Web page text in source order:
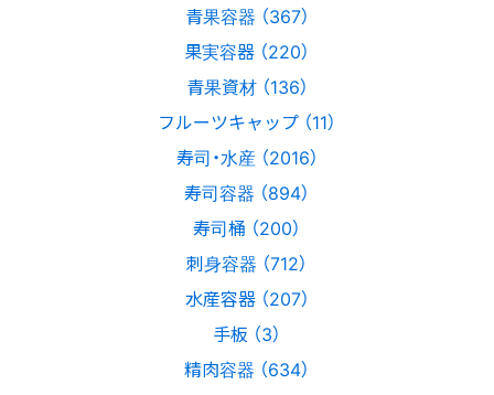
青果容器 （367）
果実容器 （220）
青果資材 （136）
フルーツキャップ （11）
寿司・水産 （2016）
寿司容器 （894）
寿司桶 （200）
刺身容器 （712）
水産容器 （207）
手板 （3）
精肉容器 （634）